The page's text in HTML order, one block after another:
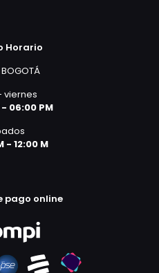
Horario
viernes
06:00 PM
- 12:00 M
pago online